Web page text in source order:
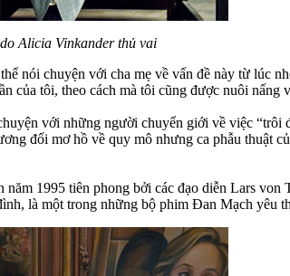
Alicia Vinkander thủ vai
nói chuyện với cha mẹ về vấn đề này từ lúc
của tôi, theo cách mà tôi cũng được nuôi
với những người chuyển giới về việc
đối mơ hồ về quy mô nhưng ca phẫu thuật
1995 tiên phong bởi các đạo diễn Lars
là một trong những bộ phim Đan Mạch yêu